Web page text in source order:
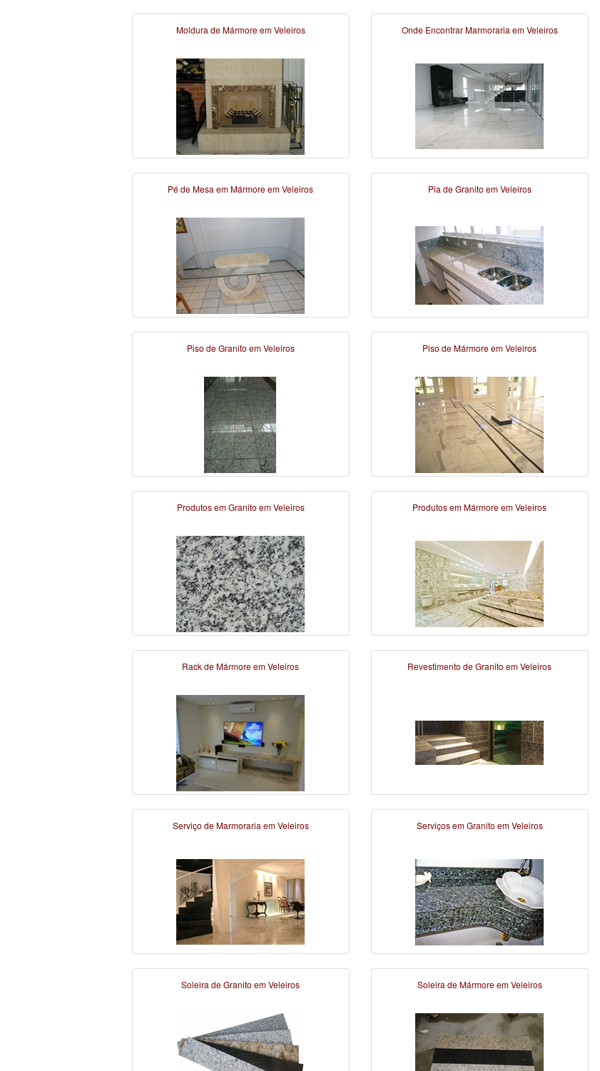
Moldura de Mármore em Veleiros Onde Encontrar Marmoraria em Veleiros
Pé de Mesa em Mármore em Veleiros Pia de Granito em Veleiros
Piso de Granito em Veleiros Piso de Mármore em Veleiros
Produtos em Granito em Veleiros Produtos em Mármore em Veleiros
Rack de Mármore em Veleiros Revestimento de Granito em Veleiros
Serviço de Marmoraria em Veleiros Serviços em Granito em Veleiros
Soleira de Granito em Veleiros Soleira de Mármore em Veleiros